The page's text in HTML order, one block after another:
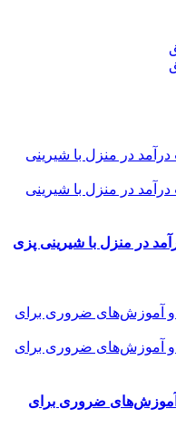
در منزل با شیرینی پزی
آموزش‌های ضروری برای